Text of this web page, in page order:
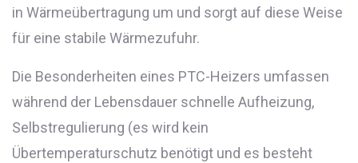
in Wärmeübertragung um und sorgt auf diese Weise
für eine stabile Wärmezufuhr.
Die Besonderheiten eines PTC-Heizers umfassen
während der Lebensdauer schnelle Aufheizung,
Selbstregulierung (es wird kein
Übertemperaturschutz benötigt und es besteht